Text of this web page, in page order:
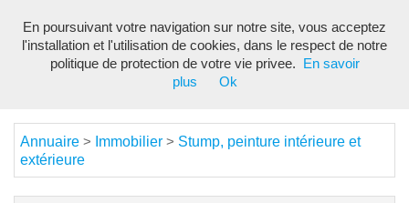
Annuaire > Immobilier > Stump, peinture intérieure et
extérieure
En poursuivant votre navigation sur notre site, vous acceptez
l'installation et l'utilisation de cookies, dans le respect de notre
politique de protection de votre vie privee.
En savoir
plus
Ok